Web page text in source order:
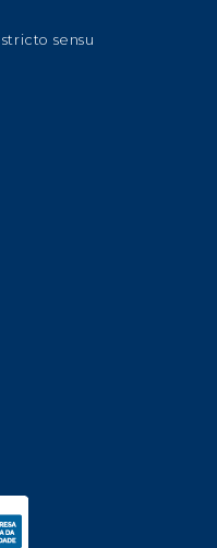
sensu